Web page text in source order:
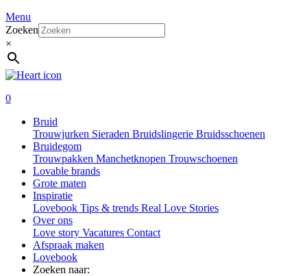
Menu
Zoeken
×
0
Bruid
Trouwjurken Sieraden Bruidslingerie Bruidsschoenen
Bruidegom
Trouwpakken Manchetknopen Trouwschoenen
Lovable brands
Grote maten
Inspiratie
Lovebook Tips & trends Real Love Stories
Over ons
Love story Vacatures Contact
Afspraak maken
Lovebook
Zoeken naar: